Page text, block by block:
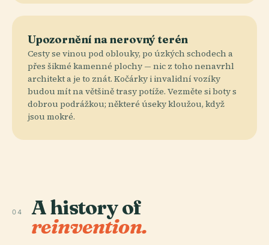
Upozornění na nerovný terén
Cesty se vinou pod oblouky, po úzkých schodech a
přes šikmé kamenné plochy — nic z toho nenavrhl
architekt a je to znát. Kočárky i invalidní vozíky
budou mít na většině trasy potíže. Vezměte si boty s
dobrou podrážkou; některé úseky kloužou, když
jsou mokré.
04 A history of
reinvention.